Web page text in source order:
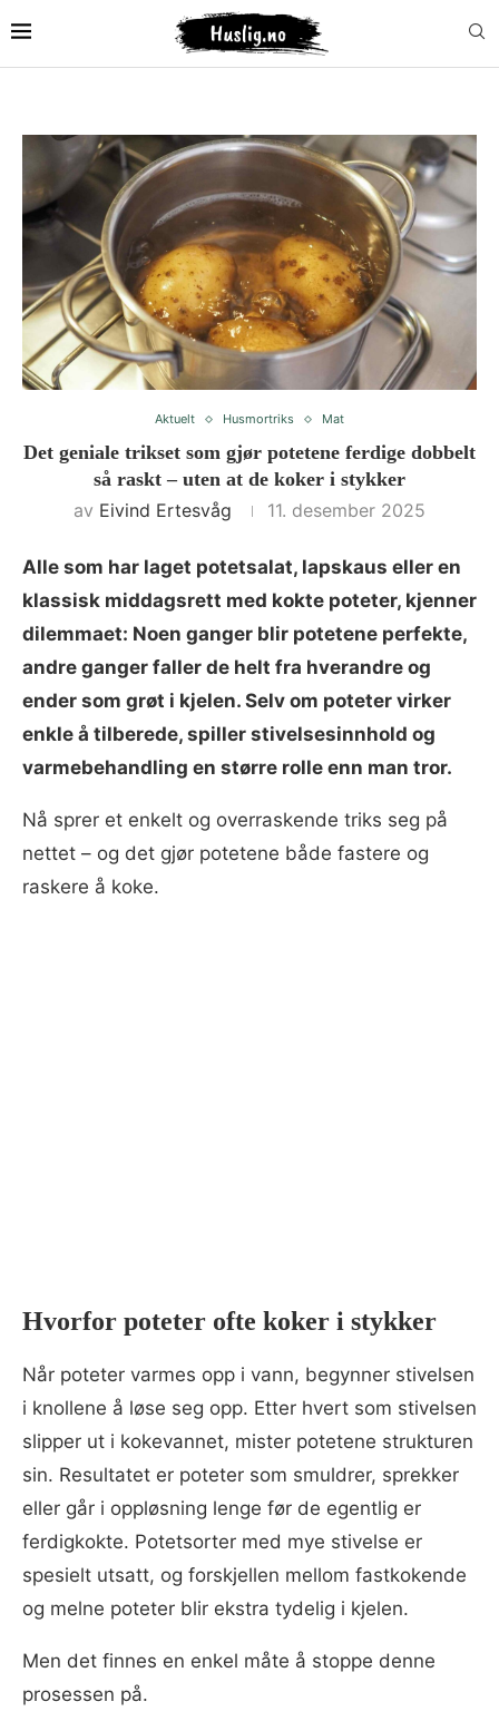
Aktuelt Husmortriks Mat
Det geniale trikset som gjør potetene ferdige dobbelt
så raskt – uten at de koker i stykker
av Eivind Ertesvåg 11. desember 2025
Alle som har laget potetsalat, lapskaus eller en
klassisk middagsrett med kokte poteter, kjenner
dilemmaet: Noen ganger blir potetene perfekte,
andre ganger faller de helt fra hverandre og
ender som grøt i kjelen. Selv om poteter virker
enkle å tilberede, spiller stivelsesinnhold og
varmebehandling en større rolle enn man tror.
Nå sprer et enkelt og overraskende triks seg på
nettet – og det gjør potetene både fastere og
raskere å koke.
Hvorfor poteter ofte koker i stykker
Når poteter varmes opp i vann, begynner stivelsen
i knollene å løse seg opp. Etter hvert som stivelsen
slipper ut i kokevannet, mister potetene strukturen
sin. Resultatet er poteter som smuldrer, sprekker
eller går i oppløsning lenge før de egentlig er
ferdigkokte. Potetsorter med mye stivelse er
spesielt utsatt, og forskjellen mellom fastkokende
og melne poteter blir ekstra tydelig i kjelen.
Men det finnes en enkel måte å stoppe denne
prosessen på.